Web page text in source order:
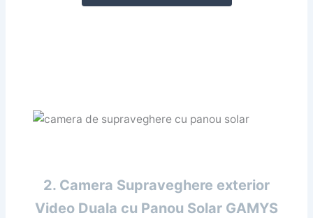
2. Camera Supraveghere exterior
Video Duala cu Panou Solar GAMYS